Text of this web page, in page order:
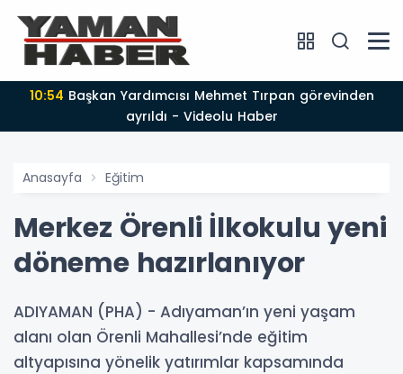
10:54
ayrıldı - Videolu Haber
Anasayfa Eğitim
Merkez Örenli İlkokulu yeni
döneme hazırlanıyor
ADIYAMAN (PHA) - Adıyaman’ın yeni yaşam
alanı olan Örenli Mahallesi’nde eğitim
altyapısına yönelik yatırımlar kapsamında